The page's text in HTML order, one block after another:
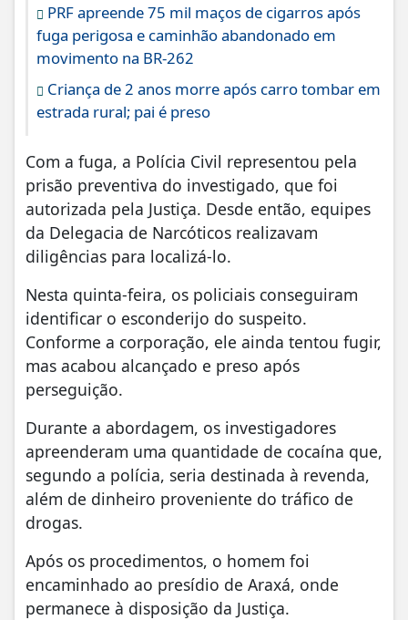
PRF apreende 75 mil maços de cigarros após
fuga perigosa e caminhão abandonado em
movimento na BR-262
Criança de 2 anos morre após carro tombar em
estrada rural; pai é preso
Com a fuga, a Polícia Civil representou pela
prisão preventiva do investigado, que foi
autorizada pela Justiça. Desde então, equipes
da Delegacia de Narcóticos realizavam
diligências para localizá-lo.
Nesta quinta-feira, os policiais conseguiram
identificar o esconderijo do suspeito.
Conforme a corporação, ele ainda tentou fugir,
mas acabou alcançado e preso após
perseguição.
Durante a abordagem, os investigadores
apreenderam uma quantidade de cocaína que,
segundo a polícia, seria destinada à revenda,
além de dinheiro proveniente do tráfico de
drogas.
Após os procedimentos, o homem foi
encaminhado ao presídio de Araxá, onde
permanece à disposição da Justiça.